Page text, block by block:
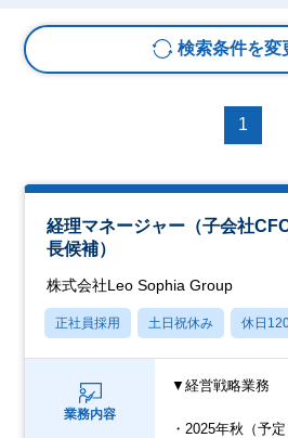
検索条件を変
1
経理マネージャー（子会社
長候補）
株式会社Leo Sophia Group
正社員採用 土日祝休み 休日
業務内容
▼経営戦略業務
・2025年秋（予